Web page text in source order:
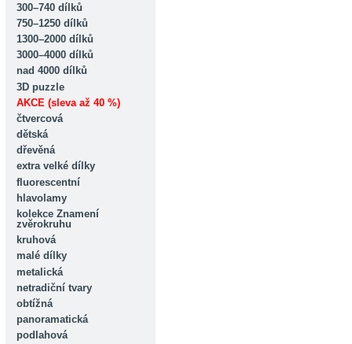
300–740 dílků
750–1250 dílků
1300–2000 dílků
3000–4000 dílků
nad 4000 dílků
3D puzzle
AKCE (sleva až 40 %)
čtvercová
dětská
dřevěná
extra velké dílky
fluorescentní
hlavolamy
kolekce Znamení
zvěrokruhu
kruhová
malé dílky
metalická
netradiční tvary
obtížná
panoramatická
podlahová